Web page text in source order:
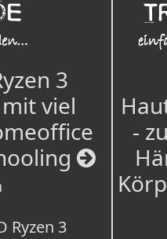
3
viel
Ryzen 3
-